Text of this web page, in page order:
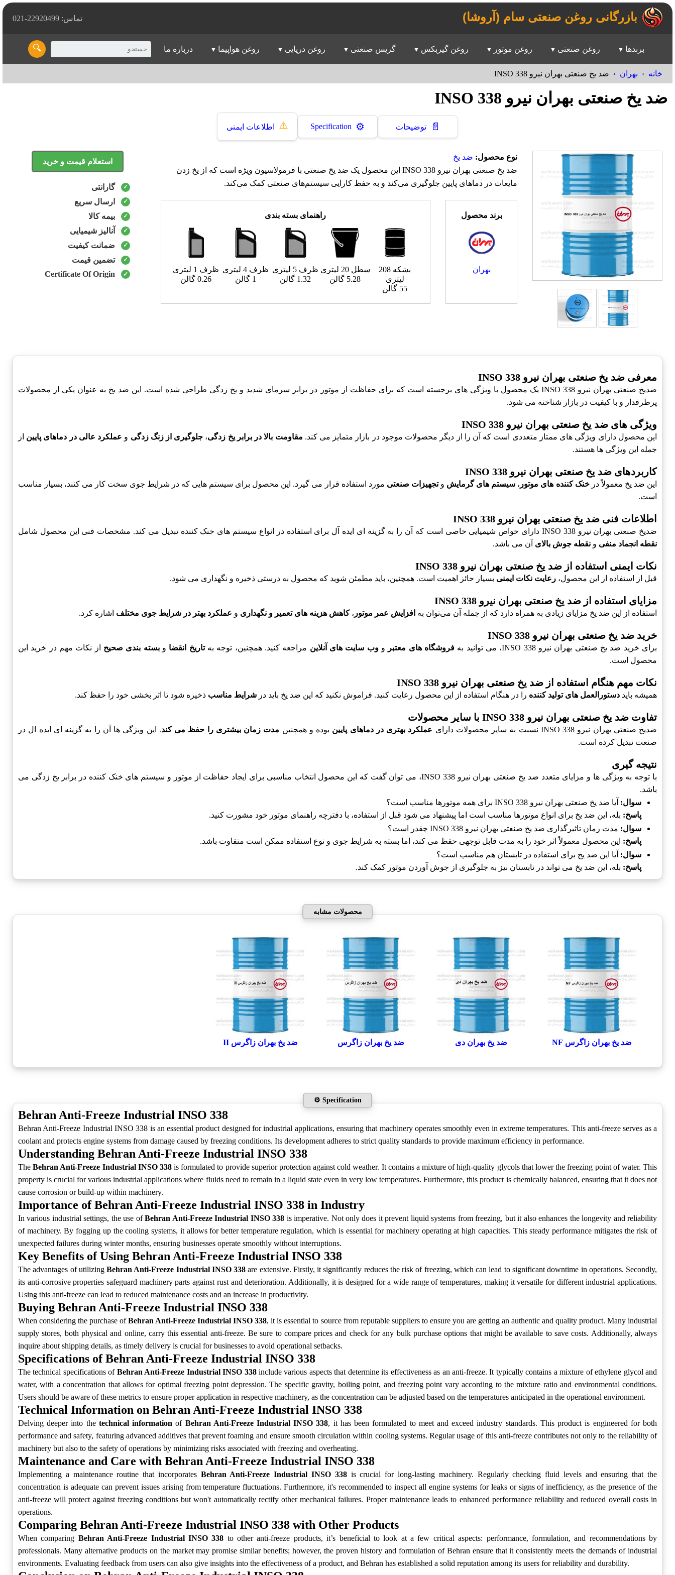
بازرگانی روغن صنعتی سام (آروشا) تماس: 22920499-021
🔍 برندها روغن صنعتی روغن موتور روغن گیربکس گریس صنعتی روغن دریایی روغن هواپیما درباره ما
خانه بهران ضد یخ صنعتی بهران نیرو INSO 338
ضد یخ صنعتی بهران نیرو INSO 338
📄 توضیحات ⚙️
Specification
⚠️ اطلاعات ایمنی
نوع محصول: ضد یخ
ضد یخ صنعتی بهران نیرو INSO 338 این محصول یک ضد یخ صنعتی با فرمولاسیون ویژه است که از یخ زدن
مایعات در دماهای پایین جلوگیری می‌کند و به حفظ کارایی سیستم‌های صنعتی کمک می‌کند.
برند محصول
بهران
راهنمای بسته بندی
بشکه 208
لیتری
55 گالن
سطل 20 لیتری
5.28 گالن
ظرف 5 لیتری
1.32 گالن
ظرف 4 لیتری
1 گالن
ظرف 1 لیتری
0.26 گالن
استعلام قیمت و خرید
گارانتی
ارسال سریع
بیمه کالا
آنالیز شیمیایی
ضمانت کیفیت
تضمین قیمت
Certificate Of Origin
معرفی ضد یخ صنعتی بهران نیرو INSO 338
ضدیخ صنعتی بهران نیرو INSO 338 یک محصول با ویژگی های برجسته است که برای حفاظت از موتور در برابر سرمای شدید و یخ زدگی طراحی شده است. این ضد یخ به عنوان یکی از محصولات
پرطرفدار و با کیفیت در بازار شناخته می شود.
ویژگی های ضد یخ صنعتی بهران نیرو INSO 338
این محصول دارای ویژگی های ممتاز متعددی است که آن را از دیگر محصولات موجود در بازار متمایز می کند. مقاومت بالا در برابر یخ زدگی، جلوگیری از زنگ زدگی و عملکرد عالی در دماهای پایین از
جمله این ویژگی ها هستند.
کاربردهای ضد یخ صنعتی بهران نیرو INSO 338
این ضد یخ معمولاً درخنک کننده های موتور ، سیستم های گرمایش وتجهیزات صنعتی مورد استفاده قرار می گیرد. این محصول برای سیستم هایی که در شرایط جوی سخت کار می کنند، بسیار مناسب
است.
اطلاعات فنی ضد یخ صنعتی بهران نیرو INSO 338
ضدیخ صنعتی بهران نیرو INSO 338 دارای خواص شیمیایی خاصی است که آن را به گزینه ای ایده آل برای استفاده در انواع سیستم های خنک کننده تبدیل می کند. مشخصات فنی این محصول شامل
نقطه انجماد منفی و نقطه جوش بالای آن می باشد.
نکات ایمنی استفاده از ضد یخ صنعتی بهران نیرو INSO 338
قبل از استفاده از این محصول، رعایت نکات ایمنی بسیار حائز اهمیت است. همچنین، باید مطمئن شوید که محصول به درستی ذخیره و نگهداری می شود.
مزایای استفاده از ضد یخ صنعتی بهران نیرو INSO 338
استفاده از این ضد یخ مزایای زیادی به همراه دارد که از جمله آن می‌توان به افزایش عمر موتور ،کاهش هزینه های تعمیر و نگهداری و عملکرد بهتر در شرایط جوی مختلف اشاره کرد.
خرید ضد یخ صنعتی بهران نیرو INSO 338
برای خرید ضد یخ صنعتی بهران نیرو INSO 338، می توانید به فروشگاه های معتبر ووب سایت های آنلاین مراجعه کنید. همچنین، توجه بهتاریخ انقضا وبسته بندی صحیح از نکات مهم در خرید این
محصول است.
نکات مهم هنگام استفاده از ضد یخ صنعتی بهران نیرو INSO 338
همیشه باید دستورالعمل های تولید کننده را در هنگام استفاده از این محصول رعایت کنید. فراموش نکنید که این ضد یخ باید در شرایط مناسب ذخیره شود تا اثر بخشی خود را حفظ کند.
تفاوت ضد یخ صنعتی بهران نیرو INSO 338 با سایر محصولات
ضدیخ صنعتی بهران نیرو INSO 338 نسبت به سایر محصولات دارای عملکرد بهتری در دماهای پایین بوده و همچنین مدت زمان بیشتری را حفظ می کند. این ویژگی ها آن را به گزینه ای ایده ال در
صنعت تبدیل کرده است.
نتیجه گیری
با توجه به ویژگی ها و مزایای متعدد ضد یخ صنعتی بهران نیرو INSO 338، می توان گفت که این محصول انتخاب مناسبی برای ایجاد حفاظت از موتور و سیستم های خنک کننده در برابر یخ زدگی می
باشد.
سوال: آیا ضد یخ صنعتی بهران نیرو INSO 338 برای همه موتورها مناسب است؟
پاسخ: بله، این ضد یخ برای انواع موتورها مناسب است اما پیشنهاد می شود قبل از استفاده، با دفترچه راهنمای موتور خود مشورت کنید.
سوال: مدت زمان تاثیرگذاری ضد یخ صنعتی بهران نیرو INSO 338 چقدر است؟
پاسخ: این محصول معمولاً اثر خود را به مدت قابل توجهی حفظ می کند، اما بسته به شرایط جوی و نوع استفاده ممکن است متفاوت باشد.
سوال: آیا این ضد یخ برای استفاده در تابستان هم مناسب است؟
پاسخ: بله، این ضد یخ می تواند در تابستان نیز به جلوگیری از جوش آوردن موتور کمک کند.
محصولات مشابه
ضد یخ بهران زاگرس NF ضد یخ بهران دی ضد یخ بهران زاگرس ضد یخ بهران زاگرس II
⚙️ Specification
Behran Anti-Freeze Industrial INSO 338
Behran Anti-Freeze Industrial INSO 338 is an essential product designed for industrial applications, ensuring that machinery operates smoothly even in extreme temperatures. This anti-freeze serves as a
coolant and protects engine systems from damage caused by freezing conditions. Its development adheres to strict quality standards to provide maximum efficiency in performance.
Understanding Behran Anti-Freeze Industrial INSO 338
TheBehran Anti-Freeze Industrial INSO 338is formulated to provide superior protection against cold weather. It contains a mixture of high-quality glycols that lower the freezing point of water. This
property is crucial for various industrial applications where fluids need to remain in a liquid state even in very low temperatures. Furthermore, this product is chemically balanced, ensuring that it does not
cause corrosion or build-up within machinery.
Importance of Behran Anti-Freeze Industrial INSO 338 in Industry
In various industrial settings, the use ofBehran Anti-Freeze Industrial INSO 338 is imperative. Not only does it prevent liquid systems from freezing, but it also enhances the longevity and reliability
of machinery. By fogging up the cooling systems, it allows for better temperature regulation, which is essential for machinery operating at high capacities. This steady performance mitigates the risk of
unexpected failures during winter months, ensuring businesses operate smoothly without interruptions.
Key Benefits of Using Behran Anti-Freeze Industrial INSO 338
The advantages of utilizingBehran Anti-Freeze Industrial INSO 338 are extensive. Firstly, it significantly reduces the risk of freezing, which can lead to significant downtime in operations. Secondly,
its anti-corrosive properties safeguard machinery parts against rust and deterioration. Additionally, it is designed for a wide range of temperatures, making it versatile for different industrial applications.
Using this anti-freeze can lead to reduced maintenance costs and an increase in productivity.
Buying Behran Anti-Freeze Industrial INSO 338
When considering the purchase ofBehran Anti-Freeze Industrial INSO 338, it is essential to source from reputable suppliers to ensure you are getting an authentic and quality product. Many industrial
supply stores, both physical and online, carry this essential anti-freeze. Be sure to compare prices and check for any bulk purchase options that might be available to save costs. Additionally, always
inquire about shipping details, as timely delivery is crucial for businesses to avoid operational setbacks.
Specifications of Behran Anti-Freeze Industrial INSO 338
The technical specifications of Behran Anti-Freeze Industrial INSO 338include various aspects that determine its effectiveness as an anti-freeze. It typically contains a mixture of ethylene glycol and
water, with a concentration that allows for optimal freezing point depression. The specific gravity, boiling point, and freezing point vary according to the mixture ratio and environmental conditions.
Users should be aware of these metrics to ensure proper application in respective machinery, as the concentration can be adjusted based on the temperatures anticipated in the operational environment.
Technical Information on Behran Anti-Freeze Industrial INSO 338
Delving deeper into the technical information of Behran Anti-Freeze Industrial INSO 338, it has been formulated to meet and exceed industry standards. This product is engineered for both
performance and safety, featuring advanced additives that prevent foaming and ensure smooth circulation within cooling systems. Regular usage of this anti-freeze contributes not only to the reliability of
machinery but also to the safety of operations by minimizing risks associated with freezing and overheating.
Maintenance and Care with Behran Anti-Freeze Industrial INSO 338
Implementing a maintenance routine that incorporates Behran Anti-Freeze Industrial INSO 338is crucial for long-lasting machinery. Regularly checking fluid levels and ensuring that the
concentration is adequate can prevent issues arising from temperature fluctuations. Furthermore, it's recommended to inspect all engine systems for leaks or signs of inefficiency, as the presence of the
anti-freeze will protect against freezing conditions but won't automatically rectify other mechanical failures. Proper maintenance leads to enhanced performance reliability and reduced overall costs in
operations.
Comparing Behran Anti-Freeze Industrial INSO 338 with Other Products
When comparing Behran Anti-Freeze Industrial INSO 338 to other anti-freeze products, it’s beneficial to look at a few critical aspects: performance, formulation, and recommendations by
professionals. Many alternative products on the market may promise similar benefits; however, the proven history and formulation of Behran ensure that it consistently meets the demands of industrial
environments. Evaluating feedback from users can also give insights into the effectiveness of a product, and Behran has established a solid reputation among its users for reliability and durability.